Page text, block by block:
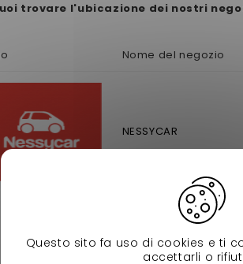
trovare l'ubicazione dei nostri
Nome del negozio
NESSYCAR
Questo sito fa uso di cookies e ti
accettarli o